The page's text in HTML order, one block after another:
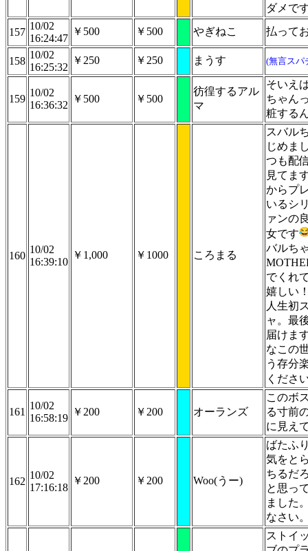
ダメで
157
10/02
16:24:47
￥500 ￥500 やぎねこ 払って
158
10/02
16:25:32
￥250 ￥250 まうす (無言スパ
159
10/02
16:36:32
￥500 ￥500
彷徨するアル
マ
そいえ
ちゃん
粧する
160
10/02
16:39:10
￥1,000 ￥1000 ころまる
スバル
じめま
つも配
見てま
からプ
いるシ
ァンの
女です
バルち
でくれ
嬉しい
人生初
ャ。最
届けま
なこの
う存分
くださ
161
10/02
16:58:19
￥200 ￥200 オーランズ
このボ
る寸前
に見え
162
10/02
17:16:18
￥200 ￥200 Woo(うー)
ばたふ
気をと
ちるだ
と思っ
ました
なさい
ストイ